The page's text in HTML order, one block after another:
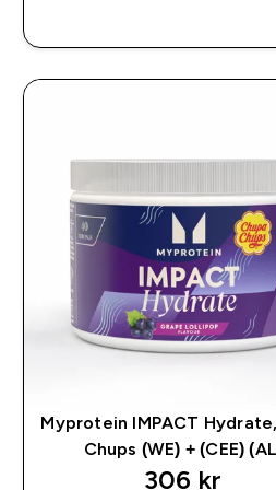
Myprotein IMPACT
Chups (WE) + (CEE)
306 kr‎